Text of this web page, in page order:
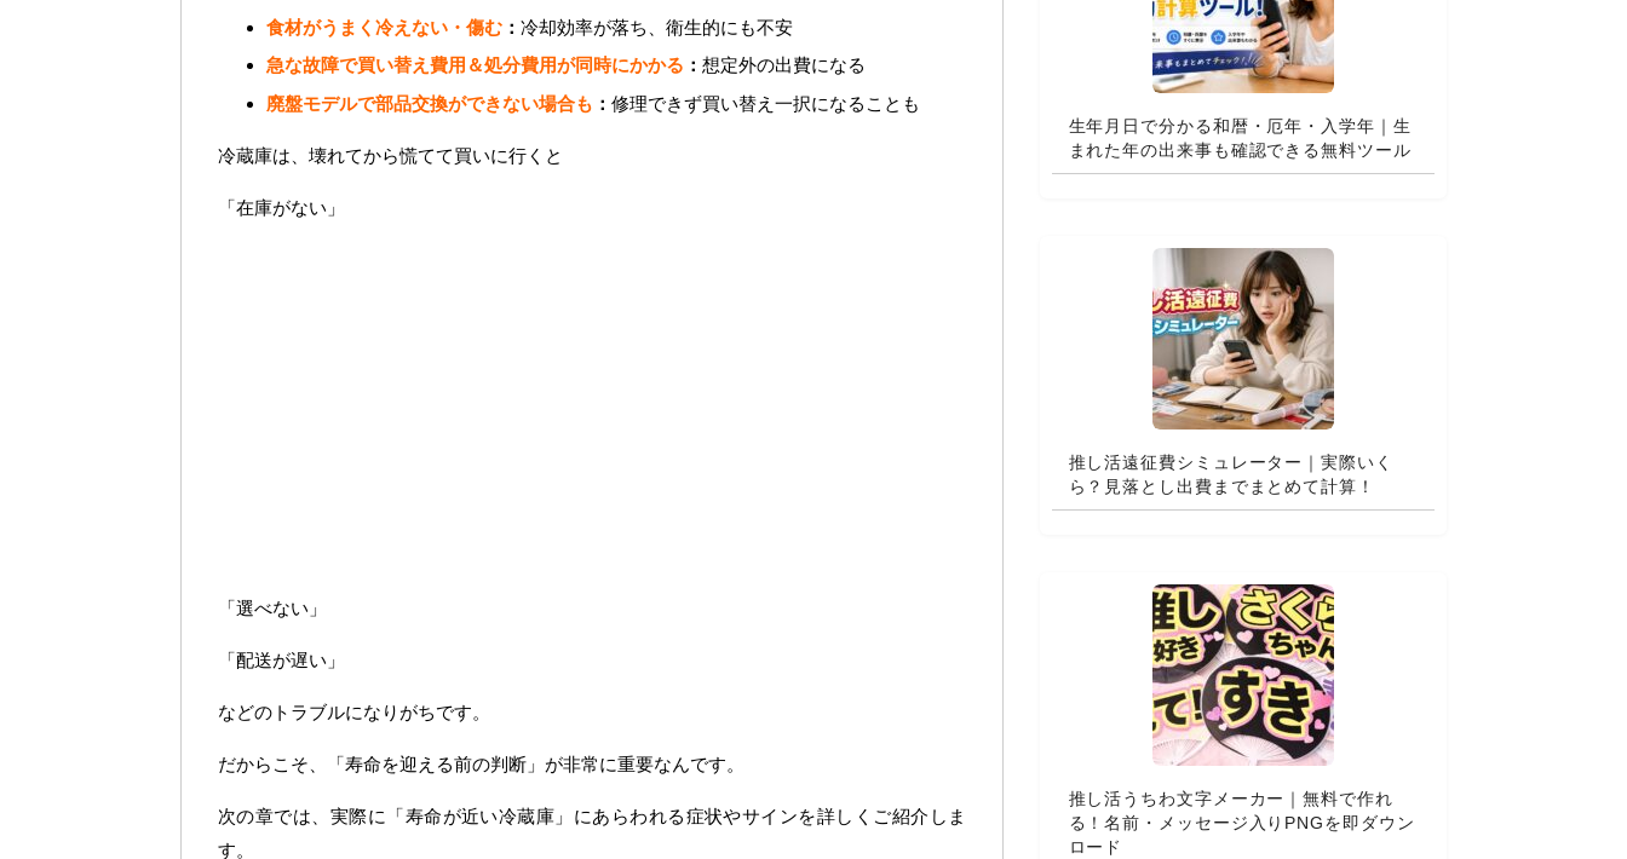
食材がうまく冷えない・傷む ： 冷却効率が落ち、衛生的にも不安
急な故障で買い替え費用＆処分費用が同時にかかる ： 想定外の出費になる
廃盤モデルで部品交換ができない場合も ： 修理できず買い替え一択になることも
冷蔵庫は、壊れてから慌てて買いに行くと
「在庫がない」
「選べない」
「配送が遅い」
などのトラブルになりがちです。
だからこそ、「寿命を迎える前の判断」が非常に重要なんです。
次の章では、実際に「寿命が近い冷蔵庫」にあらわれる症状やサインを詳しくご紹介しま
す。
生年月日で分かる和暦・厄年・入学年｜生
まれた年の出来事も確認できる無料ツール
推し活遠征費シミュレーター｜実際いく
ら？見落とし出費までまとめて計算！
推し活うちわ文字メーカー｜無料で作れ
る！名前・メッセージ入りPNGを即ダウン
ロード